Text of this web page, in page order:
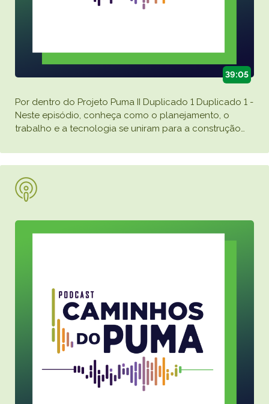
39:05
Por dentro do Projeto Puma II Duplicado 1 Duplicado 1 -
Neste episódio, conheça como o planejamento, o
trabalho e a tecnologia se uniram para a construção…